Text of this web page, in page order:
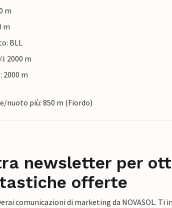
m
m
BLL
2000 m
2000 m
nuoto più: 850 m (Fiordo)
newsletter per
offerte
comunicazioni di marketing da NOVASOL.